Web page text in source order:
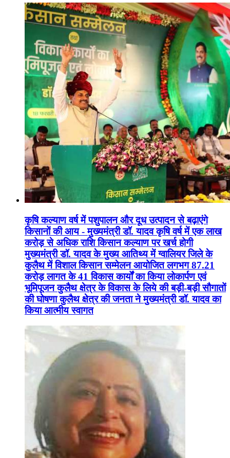
कृषि कल्याण वर्ष में पशुपालन और दूध उत्पादन से बढ़ाएंगे
किसानों की आय - मुख्यमंत्री डॉ. यादव कृषि वर्ष में एक लाख
करोड़ से अधिक राशि किसान कल्याण पर खर्च होगी
मुख्यमंत्री डॉ. यादव के मुख्य आतिथ्य में ग्वालियर जिले के
कुलैथ में विशाल किसान सम्मेलन आयोजित लगभग 87.21
करोड़ लागत के 41 विकास कार्यों का किया लोकार्पण एवं
भूमिपूजन कुलैथ क्षेत्र के विकास के लिये की बड़ी-बड़ी सौगातों
की घोषणा कुलैथ क्षेत्र की जनता ने मुख्यमंत्री डॉ. यादव का
किया आत्मीय स्वागत